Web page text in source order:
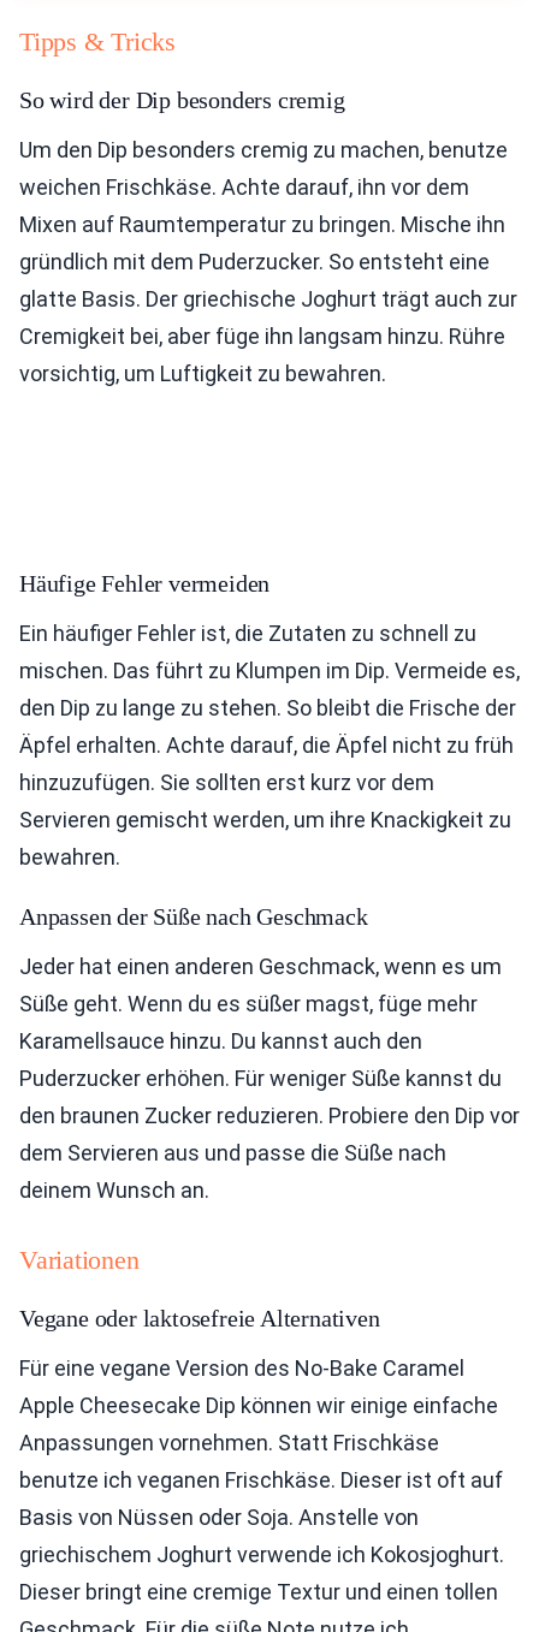
Tipps & Tricks
So wird der Dip besonders cremig
Um den Dip besonders cremig zu machen, benutze
weichen Frischkäse. Achte darauf, ihn vor dem
Mixen auf Raumtemperatur zu bringen. Mische ihn
gründlich mit dem Puderzucker. So entsteht eine
glatte Basis. Der griechische Joghurt trägt auch zur
Cremigkeit bei, aber füge ihn langsam hinzu. Rühre
vorsichtig, um Luftigkeit zu bewahren.
Häufige Fehler vermeiden
Ein häufiger Fehler ist, die Zutaten zu schnell zu
mischen. Das führt zu Klumpen im Dip. Vermeide es,
den Dip zu lange zu stehen. So bleibt die Frische der
Äpfel erhalten. Achte darauf, die Äpfel nicht zu früh
hinzuzufügen. Sie sollten erst kurz vor dem
Servieren gemischt werden, um ihre Knackigkeit zu
bewahren.
Anpassen der Süße nach Geschmack
Jeder hat einen anderen Geschmack, wenn es um
Süße geht. Wenn du es süßer magst, füge mehr
Karamellsauce hinzu. Du kannst auch den
Puderzucker erhöhen. Für weniger Süße kannst du
den braunen Zucker reduzieren. Probiere den Dip vor
dem Servieren aus und passe die Süße nach
deinem Wunsch an.
Variationen
Vegane oder laktosefreie Alternativen
Für eine vegane Version des No-Bake Caramel
Apple Cheesecake Dip können wir einige einfache
Anpassungen vornehmen. Statt Frischkäse
benutze ich veganen Frischkäse. Dieser ist oft auf
Basis von Nüssen oder Soja. Anstelle von
griechischem Joghurt verwende ich Kokosjoghurt.
Dieser bringt eine cremige Textur und einen tollen